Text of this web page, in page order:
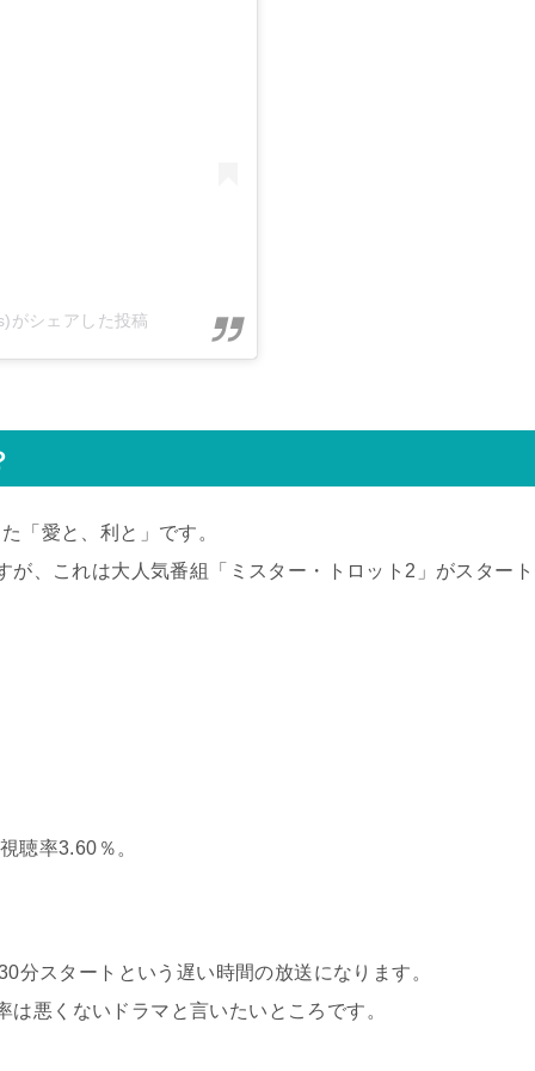
がシェアした投稿
「愛と、利と」です。
、これは大人気番組「ミスター・トロット2」がスタート
聴率3.60％。
分スタートという遅い時間の放送になります。
悪くないドラマと言いたいところです。